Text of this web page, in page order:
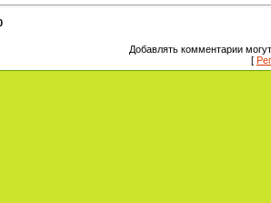
Добавлять комментарии
[